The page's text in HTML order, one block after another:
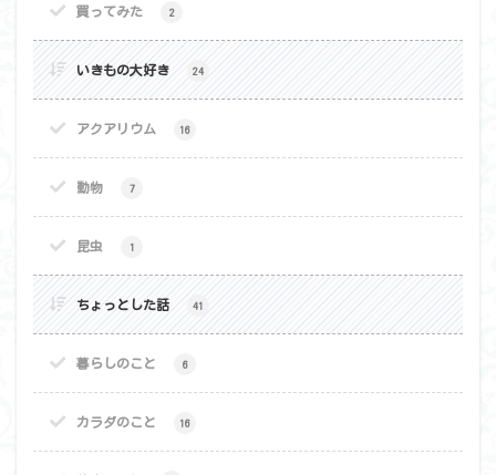
買ってみた 2
いきもの大好き 24
アクアリウム 16
動物 7
昆虫 1
ちょっとした話 41
暮らしのこと 6
カラダのこと 16